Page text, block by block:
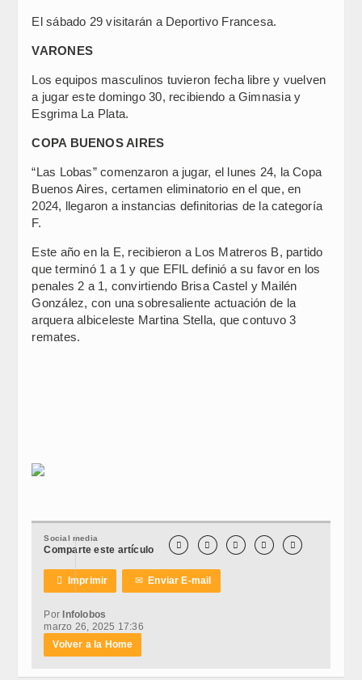
El sábado 29 visitarán a Deportivo Francesa.
VARONES
Los equipos masculinos tuvieron fecha libre y vuelven
a jugar este domingo 30, recibiendo a Gimnasia y
Esgrima La Plata.
COPA BUENOS AIRES
“Las Lobas” comenzaron a jugar, el lunes 24, la Copa
Buenos Aires, certamen eliminatorio en el que, en
2024, llegaron a instancias definitorias de la categoría
F.
Este año en la E, recibieron a Los Matreros B, partido
que terminó 1 a 1 y que EFIL definió a su favor en los
penales 2 a 1, convirtiendo Brisa Castel y Mailén
González, con una sobresaliente actuación de la
arquera albiceleste Martina Stella, que contuvo 3
remates.
Social media
Comparte este artículo     
 Imprimir ✉Enviar E-mail
Por Infolobos
marzo 26, 2025 17:36
Volver a la Home